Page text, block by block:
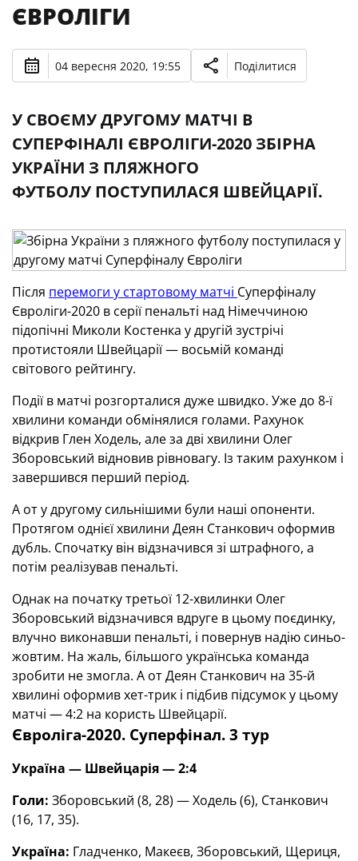
ЄВРОЛІГИ
04 вересня 2020, 19:55 Поділитися
У СВОЄМУ ДРУГОМУ МАТЧІ В
СУПЕРФІНАЛІ ЄВРОЛІГИ-2020 ЗБІРНА
УКРАЇНИ З ПЛЯЖНОГО
ФУТБОЛУ ПОСТУПИЛАСЯ ШВЕЙЦАРІЇ.
Після перемоги у стартовому матчі Суперфіналу
Євроліги-2020 в серії пенальті над Німеччиною
підопічні Миколи Костенка у другій зустрічі
протистояли Швейцарії — восьмій команді
світового рейтингу.
Події в матчі розгорталися дуже швидко. Уже до 8-ї
хвилини команди обмінялися голами. Рахунок
відкрив Глен Ходель, але за дві хвилини Олег
Зборовський відновив рівновагу. Із таким рахунком і
завершився перший період.
А от у другому сильнішими були наші опоненти.
Протягом однієї хвилини Деян Станкович оформив
дубль. Спочатку він відзначився зі штрафного, а
потім реалізував пенальті.
Однак на початку третьої 12-хвилинки Олег
Зборовський відзначився вдруге в цьому поєдинку,
влучно виконавши пенальті, і повернув надію синьо-
жовтим. На жаль, більшого українська команда
зробити не змогла. А от Деян Станкович на 35-й
хвилині оформив хет-трик і підбив підсумок у цьому
матчі — 4:2 на користь Швейцарії.
Євроліга-2020. Суперфінал. 3 тур
Україна — Швейцарія — 2:4
Голи: Зборовський (8, 28) — Ходель (6), Станкович
(16, 17, 35).
Україна: Гладченко, Макеєв, Зборовський, Щериця,